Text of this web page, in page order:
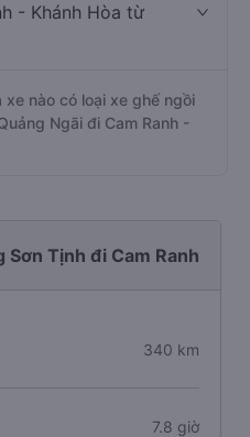
- Khánh Hòa từ
nào có loại xe ghế ngồi
Ngãi đi Cam Ranh -
Tịnh đi Cam Ranh
340 km
7.8 giờ